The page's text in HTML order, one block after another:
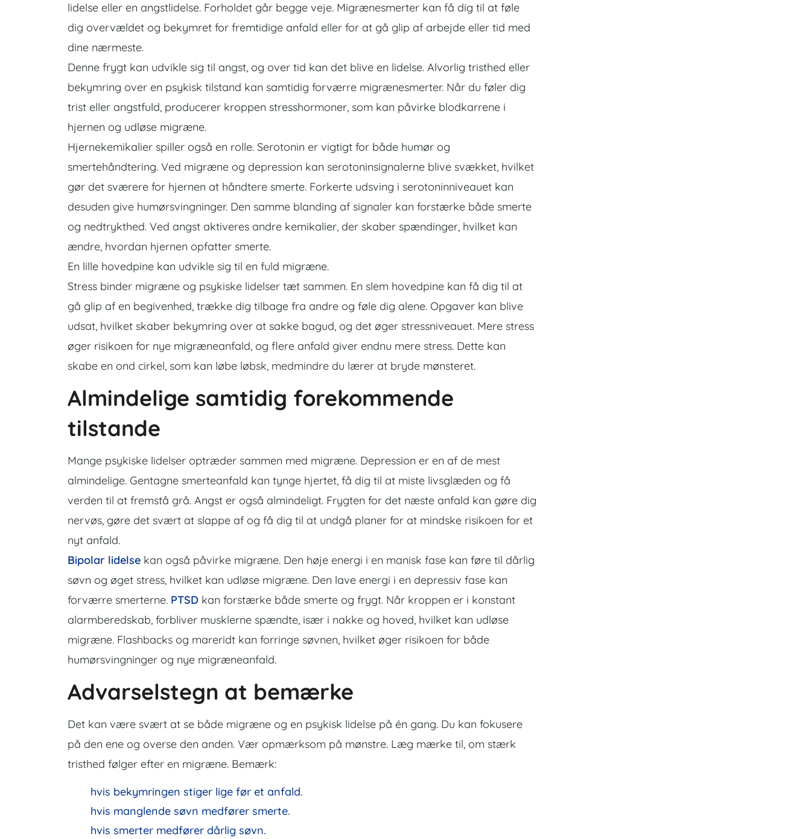
lidelse eller en angstlidelse. Forholdet går begge veje. Migrænesmerter kan få dig til at føle
dig overvældet og bekymret for fremtidige anfald eller for at gå glip af arbejde eller tid med
dine nærmeste.
Denne frygt kan udvikle sig til angst, og over tid kan det blive en lidelse. Alvorlig tristhed eller
bekymring over en psykisk tilstand kan samtidig forværre migrænesmerter. Når du føler dig
trist eller angstfuld, producerer kroppen stresshormoner, som kan påvirke blodkarrene i
hjernen og udløse migræne.
Hjernekemikalier spiller også en rolle. Serotonin er vigtigt for både humør og
smertehåndtering. Ved migræne og depression kan serotoninsignalerne blive svækket, hvilket
gør det sværere for hjernen at håndtere smerte. Forkerte udsving i serotoninniveauet kan
desuden give humørsvingninger. Den samme blanding af signaler kan forstærke både smerte
og nedtrykthed. Ved angst aktiveres andre kemikalier, der skaber spændinger, hvilket kan
ændre, hvordan hjernen opfatter smerte.
En lille hovedpine kan udvikle sig til en fuld migræne.
Stress binder migræne og psykiske lidelser tæt sammen. En slem hovedpine kan få dig til at
gå glip af en begivenhed, trække dig tilbage fra andre og føle dig alene. Opgaver kan blive
udsat, hvilket skaber bekymring over at sakke bagud, og det øger stressniveauet. Mere stress
øger risikoen for nye migræneanfald, og flere anfald giver endnu mere stress. Dette kan
skabe en ond cirkel, som kan løbe løbsk, medmindre du lærer at bryde mønsteret.
Almindelige samtidig forekommende
tilstande
Mange psykiske lidelser optræder sammen med migræne. Depression er en af de mest
almindelige. Gentagne smerteanfald kan tynge hjertet, få dig til at miste livsglæden og få
verden til at fremstå grå. Angst er også almindeligt. Frygten for det næste anfald kan gøre dig
nervøs, gøre det svært at slappe af og få dig til at undgå planer for at mindske risikoen for et
nyt anfald.
Bipolar lidelse kan også påvirke migræne. Den høje energi i en manisk fase kan føre til dårlig
søvn og øget stress, hvilket kan udløse migræne. Den lave energi i en depressiv fase kan
forværre smerterne. PTSD kan forstærke både smerte og frygt. Når kroppen er i konstant
alarmberedskab, forbliver musklerne spændte, især i nakke og hoved, hvilket kan udløse
migræne. Flashbacks og mareridt kan forringe søvnen, hvilket øger risikoen for både
humørsvingninger og nye migræneanfald.
Advarselstegn at bemærke
Det kan være svært at se både migræne og en psykisk lidelse på én gang. Du kan fokusere
på den ene og overse den anden. Vær opmærksom på mønstre. Læg mærke til, om stærk
tristhed følger efter en migræne. Bemærk:
hvis bekymringen stiger lige før et anfald.
hvis manglende søvn medfører smerte.
hvis smerter medfører dårlig søvn.